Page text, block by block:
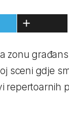
zonu
sceni gdje
repertoarnih